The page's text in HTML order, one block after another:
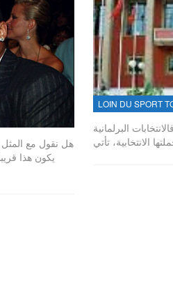
هل نقول مع
يكون هذا
البرلمانية